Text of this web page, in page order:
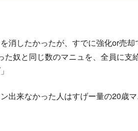
消したかったが、すでに強化or売
た奴と同じ数のマニュを、全員に支
出来なかった人はすげー量の20歳